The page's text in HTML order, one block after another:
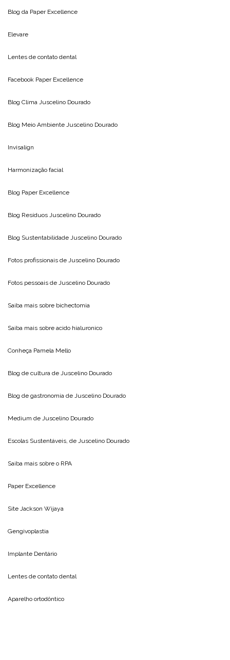
Blog da Paper Excellence
Elevare
Lentes de contato dental
Facebook Paper Excellence
Blog Clima Juscelino Dourado
Blog Meio Ambiente Juscelino Dourado
Invisalign
Harmonização facial
Blog Paper Excellence
Blog Resíduos Juscelino Dourado
Blog Sustentabilidade Juscelino Dourado
Fotos profissionais de Juscelino Dourado
Fotos pessoais de Juscelino Dourado
Saiba mais sobre bichectomia
Saiba mais sobre acido hialuronico
Conheça Pamela Mello
Blog de cultura de Juscelino Dourado
Blog de gastronomia de Juscelino Dourado
Medium de Juscelino Dourado
Escolas Sustentáveis, de Juscelino Dourado
Saiba mais sobre o RPA
Paper Excellence
Site Jackson Wijaya
Gengivoplastia
Implante Dentário
Lentes de contato dental
Aparelho ortodôntico